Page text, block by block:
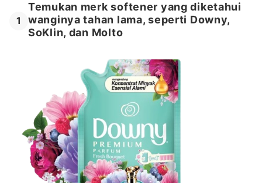
1
Temukan merk softener yang diketahui
wanginya tahan lama, seperti Downy,
SoKlin, dan Molto